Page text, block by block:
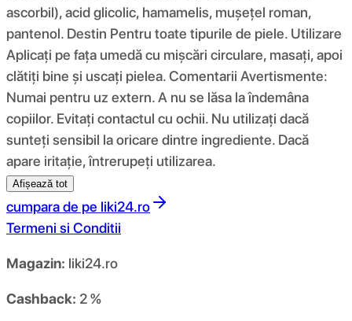
ascorbil), acid glicolic, hamamelis, mușețel roman,
pantenol. Destin Pentru toate tipurile de piele. Utilizare
Aplicați pe fața umedă cu mișcări circulare, masați, apoi
clătiți bine și uscați pielea. Comentarii Avertismente:
Numai pentru uz extern. A nu se lăsa la îndemâna
copiilor. Evitați contactul cu ochii. Nu utilizați dacă
sunteți sensibil la oricare dintre ingrediente. Dacă
apare iritație, întrerupeți utilizarea.
Afișează tot
cumpara de pe liki24.ro
Termeni si Conditii
Magazin: liki24.ro
Cashback: 2 %